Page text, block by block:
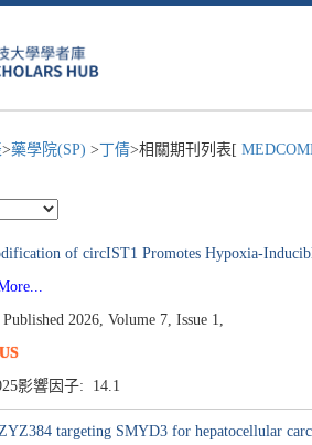
>藥學院(SP) >丁倩>相關期刊列表[
of circIST1 Promotes Hypoxia-
2026, Volume 7, Issue 1,
影響因子: 14.1
targeting SMYD3 for hepatocellular